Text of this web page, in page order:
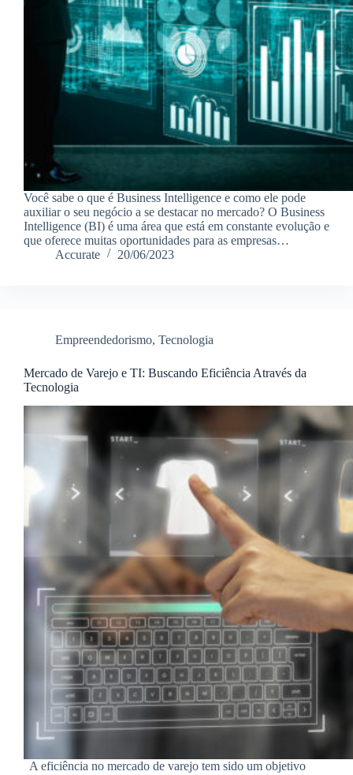
Você sabe o que é Business Intelligence e como ele pode
auxiliar o seu negócio a se destacar no mercado? O Business
Intelligence (BI) é uma área que está em constante evolução e
que oferece muitas oportunidades para as empresas…
Accurate
20/06/2023
Empreendedorismo, Tecnologia
Mercado de Varejo e TI: Buscando Eficiência Através da
Tecnologia
A eficiência no mercado de varejo tem sido um objetivo